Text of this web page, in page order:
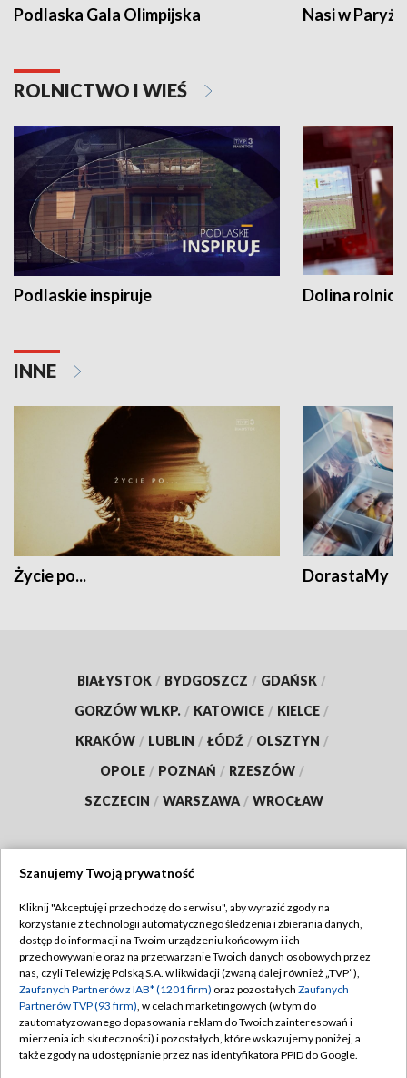
Podlaska Gala Olimpijska Nasi w Paryżu
ROLNICTWO I WIEŚ
Podlaskie inspiruje Dolina
INNE
Życie po... DorastaMy
BIAŁYSTOK / BYDGOSZCZ / GDAŃSK /
GORZÓW WLKP. / KATOWICE / KIELCE /
KRAKÓW / LUBLIN / ŁÓDŹ / OLSZTYN /
OPOLE / POZNAŃ / RZESZÓW /
SZCZECIN / WARSZAWA / WROCŁAW
TVP
Abonament TVP
Emisja w TVP
Centrum informacji TVP
Naziemna Telewizja Cyfrowa
Regulamin TVP
Polityka prywatności
Moje zgody
Pomoc
Szanujemy Twoją prywatność
Kliknij "Akceptuję i przechodzę do serwisu", aby wyrazić zgody na
korzystanie z technologii automatycznego śledzenia i zbierania danych,
dostęp do informacji na Twoim urządzeniu końcowym i ich
przechowywanie oraz na przetwarzanie Twoich danych osobowych przez
nas, czyli Telewizję Polską S.A. w likwidacji (zwaną dalej również „TVP”),
Zaufanych Partnerów z IAB* (1201 firm) oraz pozostałych Zaufanych
Partnerów TVP (93 firm), w celach marketingowych (w tym do
zautomatyzowanego dopasowania reklam do Twoich zainteresowań i
mierzenia ich skuteczności) i pozostałych, które wskazujemy poniżej, a
także zgody na udostępnianie przez nas identyfikatora PPID do Google.